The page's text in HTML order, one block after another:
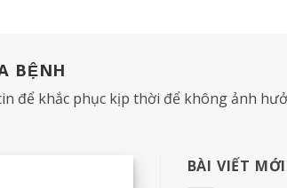
BỆNH
để khắc phục kịp thời để không ảnh
BÀI VIẾT MỚI